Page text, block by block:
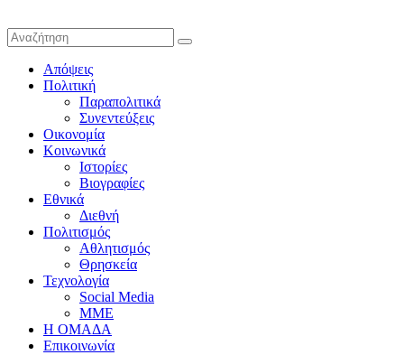
Απόψεις
Πολιτική
Παραπολιτικά
Συνεντεύξεις
Οικονομία
Κοινωνικά
Ιστορίες
Βιογραφίες
Εθνικά
Διεθνή
Πολιτισμός
Αθλητισμός
Θρησκεία
Τεχνολογία
Social Media
ΜΜΕ
Η ΟΜΑΔΑ
Επικοινωνία